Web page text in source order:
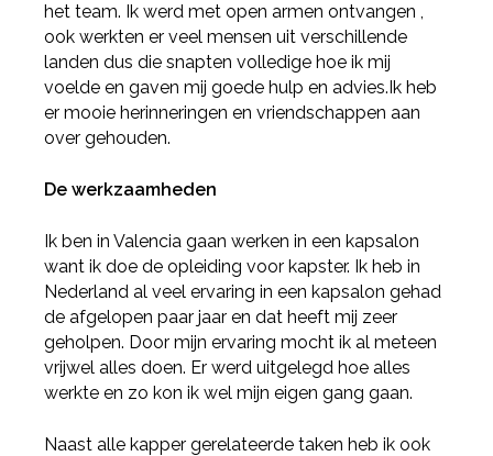
het team. Ik werd met open armen ontvangen ,
ook werkten er veel mensen uit verschillende
landen dus die snapten volledige hoe ik mij
voelde en gaven mij goede hulp en advies.Ik heb
er mooie herinneringen en vriendschappen aan
over gehouden.
De werkzaamheden
Ik ben in Valencia gaan werken in een kapsalon
want ik doe de opleiding voor kapster. Ik heb in
Nederland al veel ervaring in een kapsalon gehad
de afgelopen paar jaar en dat heeft mij zeer
geholpen. Door mijn ervaring mocht ik al meteen
vrijwel alles doen. Er werd uitgelegd hoe alles
werkte en zo kon ik wel mijn eigen gang gaan.
Naast alle kapper gerelateerde taken heb ik ook